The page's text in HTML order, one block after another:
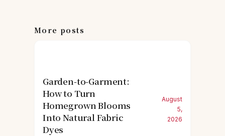
More posts
Garden-to-Garment:
How to Turn
Homegrown Blooms
Into Natural Fabric
Dyes
August
5,
2026